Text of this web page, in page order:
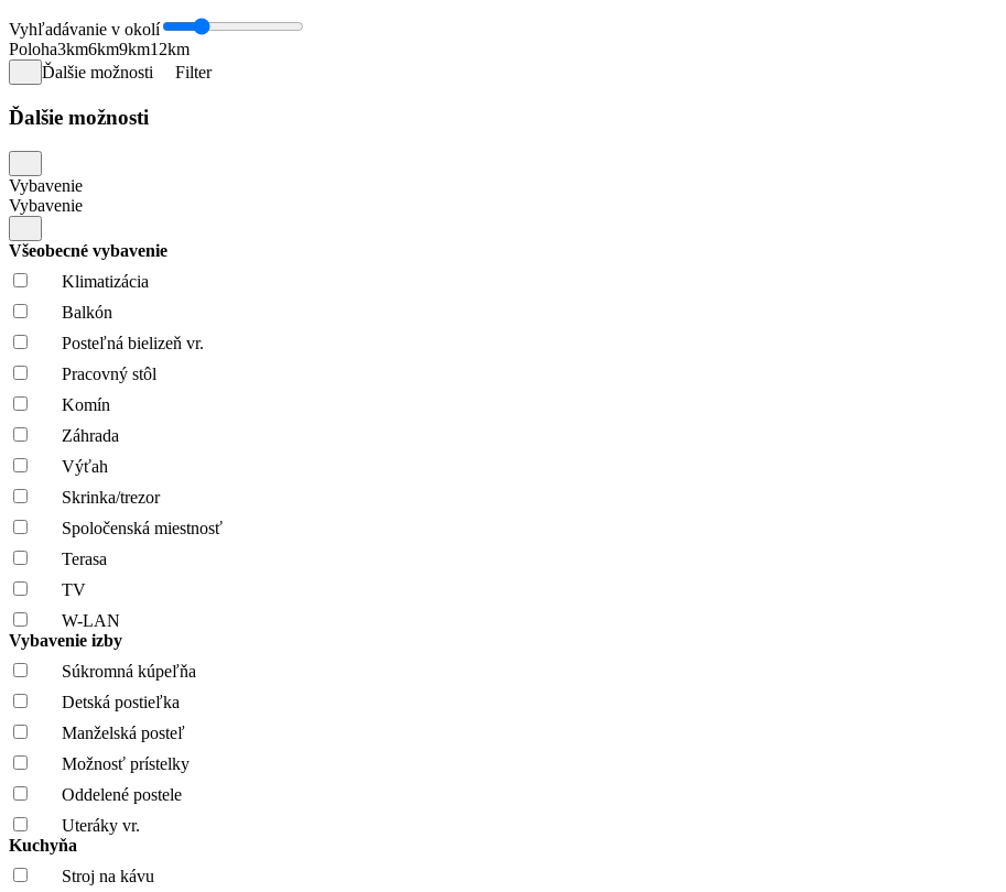
Vyhľadávanie v okolí
Poloha3km6km9km12km
Ďalšie možnosti
Filter
Ďalšie možnosti
Vybavenie
Vybavenie
Všeobecné vybavenie
Klimatizácia
Balkón
Posteľná bielizeň vr.
Pracovný stôl
Komín
Záhrada
Výťah
Skrinka/trezor
Spoločenská miestnosť
Terasa
TV
W-LAN
Vybavenie izby
Súkromná kúpeľňa
Detská postieľka
Manželská posteľ
Možnosť prístelky
Oddelené postele
Uteráky vr.
Kuchyňa
Stroj na kávu